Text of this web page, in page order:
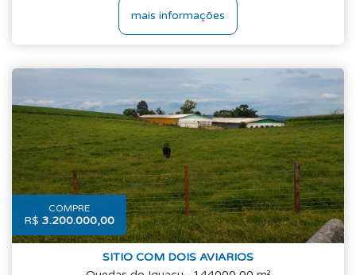
mais informações
COMPRE
R$ 3.200.000,00
SITIO COM DOIS AVIARIOS